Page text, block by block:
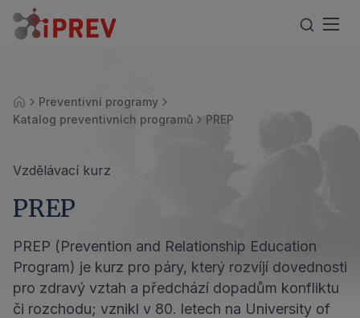
ÚvodPreventivní programy
Katalog preventivních programů
PREP
Vzdělávací kurz
PREP
PREP (Prevention and Relationship Education
Program) je kurz pro páry, který rozvíjí dovednosti
pro zdravý vztah a předchází dopadům konfliktu
či rozchodu; vznikl v 80. letech na University of